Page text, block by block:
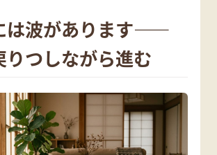
は波があります——
りつしながら進む